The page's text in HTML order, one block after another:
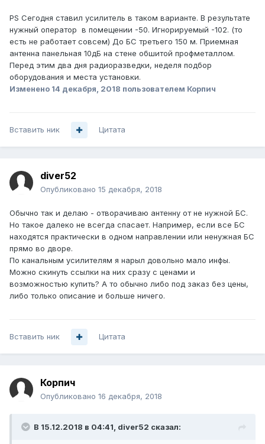
PS Сегодня ставил усилитель в таком варианте. В результате
нужный оператор в помещении -50. Игнорируемый -102. (то
есть не работает совсем) До БС третьего 150 м. Приемная
антенна панельная 10дБ на стене обшитой профметаллом.
Перед этим два дня радиоразведки, неделя подбор
оборудования и места установки.
Изменено 14 декабря, 2018 пользователем Корпич
Вставить ник Цитата
diver52
Опубликовано 15 декабря, 2018
Обычно так и делаю - отворачиваю антенну от не нужной БС.
Но такое далеко не всегда спасает. Например, если все БС
находятся практически в одном направлении или ненужная БС
прямо во дворе.
По канальным усилителям я нарыл довольно мало инфы.
Можно скинуть ссылки на них сразу с ценами и
возможностью купить? А то обычно либо под заказ без цены,
либо только описание и больше ничего.
Вставить ник Цитата
Корпич
Опубликовано 16 декабря, 2018
В 15.12.2018 в 04:41, diver52 сказал: